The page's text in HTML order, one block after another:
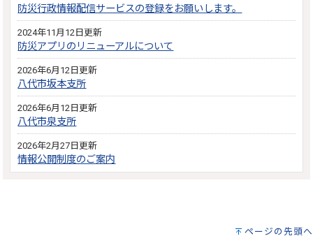
防災行政情報配信サービスの登録をお願いします。
2024年11月12日更新
防災アプリのリニューアルについて
2026年6月12日更新
八代市坂本支所
2026年6月12日更新
八代市泉支所
2026年2月27日更新
情報公開制度のご案内
ページの先頭へ